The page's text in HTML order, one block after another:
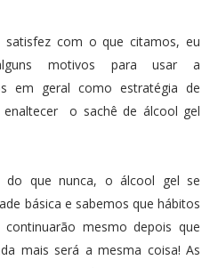
com o que citamos, eu
motivos para usar a
em geral como estratégia de
enaltecer o sachê de álcool gel
do que nunca, o álcool gel se
básica e sabemos que hábitos
continuarão mesmo depois que
mais será a mesma coisa! As